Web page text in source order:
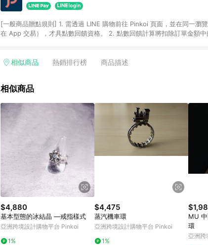
[一般商品贈點規則] 1. 需透過 LINE 購物前往 Pinkoi 頁面，並在同一瀏
在 App 交易），才具點數回饋資格。 2. 點數回饋計算將扣除訂單金額
格，部分退款不在此限。 6. APP 請更新至Android v4.6.0 / iOS v4.1.5
使用規則請以點數紅包活動說明為準。 11. 若於 LINE 購物前往 Pinkoi
相似商品 熱銷排行榜 商品描述
相似商品
$4,880
基本型態的冰結晶 —戒指樣式
亞洲跨境設計購物平台 Pinkoi
1%
$4,475
蒸汽機車環
亞洲跨境設計購物平台 Pinkoi
1%
MU 中藥材Remnant系列 黃蓮耳
環
亞洲跨